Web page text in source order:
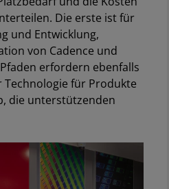
Die erste ist für
und Entwicklung,
von Cadence und
erfordern ebenfalls
Technologie für Produkte
die unterstützenden